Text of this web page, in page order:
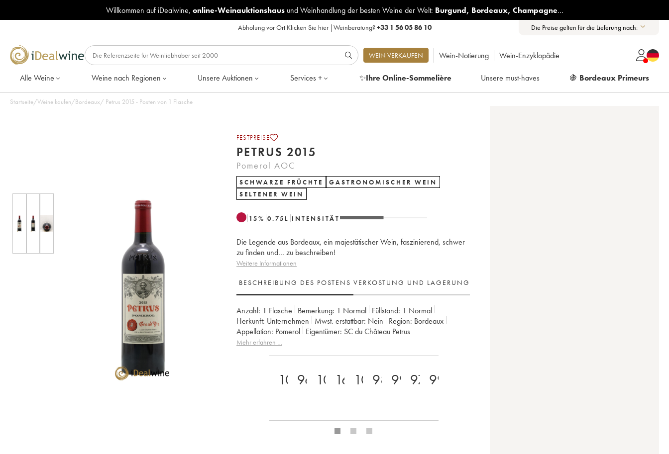
Willkommen auf iDealwine, online-Weinauktionshausund Weinhandlung der besten Weine der Welt: Burgund, Bordeaux, Champagne...
Abholung vor Ort Klicken Sie hier|Weinberatung?+33 1 56 05 86 10 Die Preise gelten für die Lieferung nach:
WEIN VERKAUFEN Wein-Notierung Wein-Enzyklopädie
Alle Weine Weine nach Regionen Unsere Auktionen Services + ✨Ihre Online-Sommelière Unsere must-haves 🍇 Bordeaux Primeurs
Startseite/Weine kaufen/Bordeaux/ Petrus 2015 - Posten von 1 Flasche
FESTPREISE
PETRUS 2015
Pomerol AOC
SCHWARZE FRÜCHTE
GASTRONOMISCHER WEIN
SELTENER WEIN
15% 0.75 L INTENSITÄT
Die Legende aus Bordeaux, ein majestätischer Wein, faszinierend, schwer
zu finden und... zu beschreiben!
Weitere Informationen
BESCHREIBUNG DES POSTENS VERKOSTUNG UND LAGERUNG
Anzahl: 1 Flasche Bemerkung: 1 Normal Füllstand: 1 Normal
Herkunft:
unternehmen Mwst. erstattbar: nein Region:
Bordeaux
Appellation: Pomerol Eigentümer: SC du Château Petrus
Mehr erfahren …
10096 10016 10098 99 97+99